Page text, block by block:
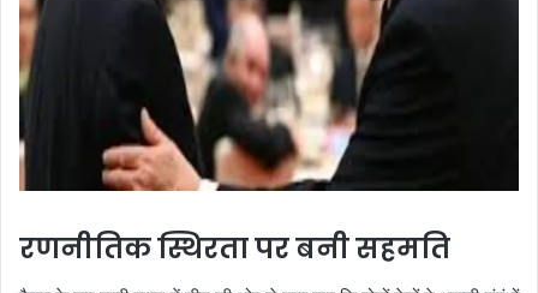
रणनीतिक स्थिरता पर बनी सहमति